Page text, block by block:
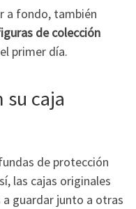
a fondo, también
de colección
primer día.
su caja
de protección
las cajas originales
guardar junto a otras